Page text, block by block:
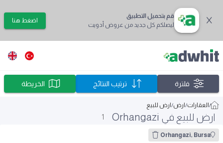
قم بتحميل التطبيق
ليصلكم كل جديد من عروض أدويت
اضغط هنا
فلترة ترتيب النتائج الخريطة
/ العقارات/ ارض/ ارض للبيع
ارض للبيع في Orhangazi 1
Orhangazi, Bursa